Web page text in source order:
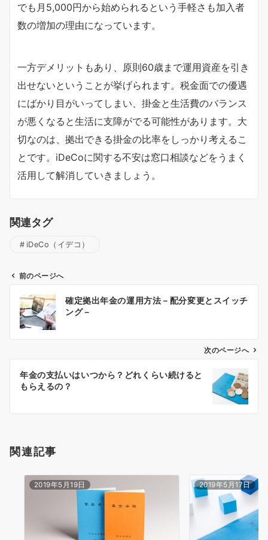
でも月5,000円から始められるという手軽さも加入者
数の増加の理由になっています。
一方デメリットもあり、原則60歳まで運用資産を引き
出せないということが挙げられます。税金面での優遇
にばかり目がいってしまい、掛金と生活費のバランス
が悪くなると生活に支障がでる可能性があります。大
切なのは、拠出できる掛金の比率をしっかり考えるこ
とです。iDeCoに関する不安は窓口相談などをうまく
活用して解消していきましょう。
関連タグ
iDeCo（イデコ）
ン
前のページへ
確定拠出年金の運用方法－配分変更とスイッチ
ング－
次のページへ
年金の支払いはいつから？どれくらい続けると
もらえるの？
関連記事
2019年5月19日 2019年5月17日